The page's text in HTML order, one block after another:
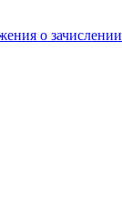
о зачислении